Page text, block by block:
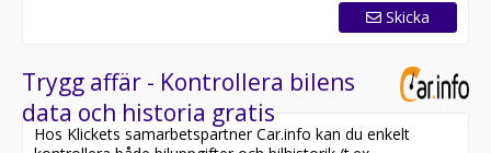
Skicka
Trygg affär - Kontrollera bilens
data och historia gratis
Hos Klickets samarbetspartner Car.info kan du enkelt